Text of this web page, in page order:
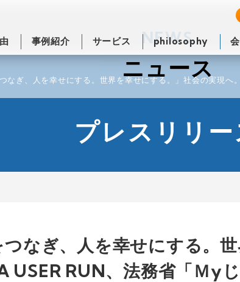
事例紹介 サービス philosophy
NEWS
ニュース
つなぎ、人を幸せにする。世界を幸せにする。」社会の実現
プレスリリー
つなぎ、人を幸せにする。
USER RUN、法務省「Ｍy